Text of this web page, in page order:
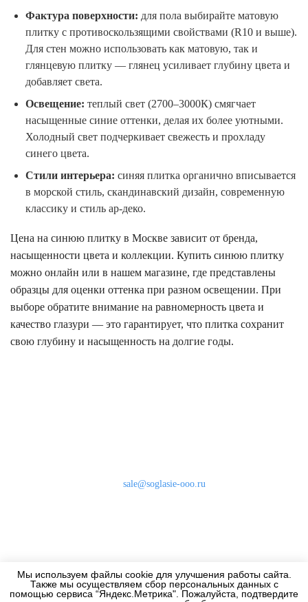
Фактура поверхности: для пола выбирайте матовую
плитку с противоскользящими свойствами (R10 и выше).
Для стен можно использовать как матовую, так и
глянцевую плитку — глянец усиливает глубину цвета и
добавляет света.
Освещение: теплый свет (2700–3000К) смягчает
насыщенные синие оттенки, делая их более уютными.
Холодный свет подчеркивает свежесть и прохладу
синего цвета.
Стили интерьера: синяя плитка органично вписывается
в морской стиль, скандинавский дизайн, современную
классику и стиль ар-деко.
Цена на синюю плитку в Москве зависит от бренда,
насыщенности цвета и коллекции. Купить синюю плитку
можно онлайн или в нашем магазине, где представлены
образцы для оценки оттенка при разном освещении. При
выборе обратите внимание на равномерность цвета и
качество глазури — это гарантирует, что плитка сохранит
свою глубину и насыщенность на долгие годы.
Мы используем файлы cookie для улучшения работы сайта.
Также мы осуществляем сбор персональных данных с
помощью сервиса “Яндекс.Метрика". Пожалуйста, подтвердите
sale@soglasie-ooo.ru
Дизайнерам